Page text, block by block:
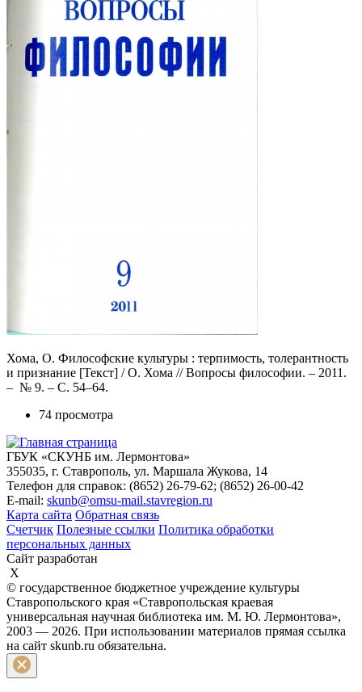
Хома, О. Философские культуры : терпимость, толерантность
и признание [Текст] / О. Хома // Вопросы философии. – 2011.
– № 9. – С. 54–64.
74 просмотра
ГБУК «СКУНБ им. Лермонтова»
355035, г. Ставрополь, ул. Маршала Жукова, 14
Телефон для справок: (8652) 26-79-62; (8652) 26-00-42
E-mail: skunb@omsu-mail.stavregion.ru
Карта сайта Обратная связь
Счетчик Полезные ссылки Политика обработки
персональных данных
Сайт разработан
X
© государственное бюджетное учреждение культуры
Ставропольского края «Ставропольская краевая
универсальная научная библиотека им. М. Ю. Лермонтова»,
2003 — 2026. При использовании материалов прямая ссылка
на сайт skunb.ru обязательна.